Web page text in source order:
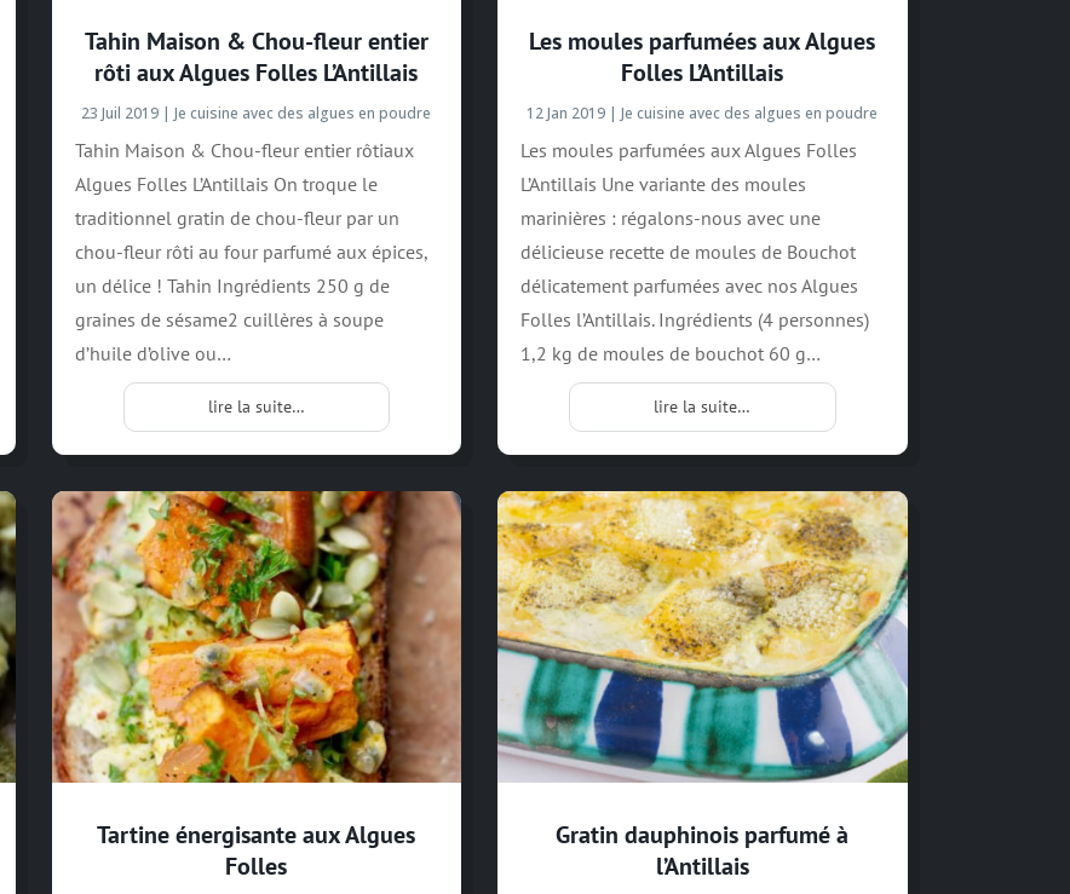
Tahin Maison & Chou-fleur entier
rôti aux Algues Folles L’Antillais
23 Juil 2019 |Je cuisine avec des algues en poudre
Tahin Maison & Chou-fleur entier rôtiaux
Algues Folles L’Antillais On troque le
traditionnel gratin de chou-fleur par un
chou-fleur rôti au four parfumé aux épices,
un délice ! Tahin Ingrédients 250 g de
graines de sésame2 cuillères à soupe
d’huile d’olive ou…
lire la suite…
Les moules parfumées aux Algues
Folles L’Antillais
12 Jan 2019 |Je cuisine avec des algues en poudre
Les moules parfumées aux Algues Folles
L’Antillais Une variante des moules
marinières : régalons-nous avec une
délicieuse recette de moules de Bouchot
délicatement parfumées avec nos Algues
Folles l’Antillais. Ingrédients (4 personnes)
1,2 kg de moules de bouchot 60 g…
lire la suite…
Tartine énergisante aux Algues
Folles
Gratin dauphinois parfumé à
l’Antillais